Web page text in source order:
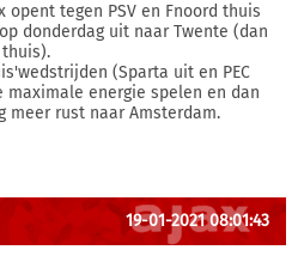
opent tegen PSV en Fnoord thuis
donderdag uit naar Twente (dan
(Sparta uit en PEC
energie spelen en dan
meer rust naar Amsterdam.
19-01-2021 08:01:43